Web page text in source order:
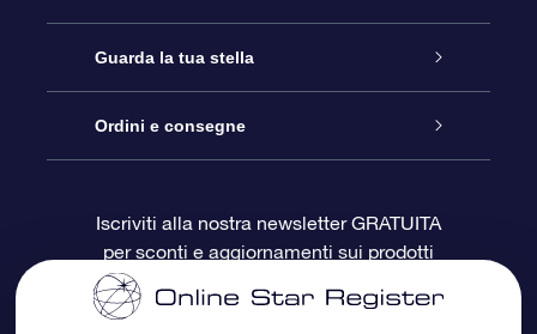
Contattaci
Blog
OSR Recensioni
Online Star Gift
Pacchetto regalo OSR
Gift Card OSR
Doni aziendali
Guarda la tua stella
Registro stellare
Star Page personalizzata
One Million Stars
Ordini e consegne
Informazioni di Pagamento
Iscriviti alla nostra newsletter GRATUITA
per sconti e aggiornamenti sui prodotti